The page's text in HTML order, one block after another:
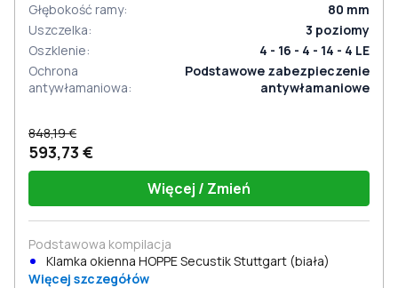
Głębokość ramy: 80 mm
Uszczelka: 3 poziomy
Oszklenie:
4 - 16 - 4 - 14 - 4 LE
Ochrona
antywłamaniowa:
Podstawowe zabezpieczenie
antywłamaniowe
848,19 €
593,73 €
Więcej / Zmień
Podstawowa kompilacja
Klamka okienna HOPPE Secustik Stuttgart (biała)
Więcej szczegółów